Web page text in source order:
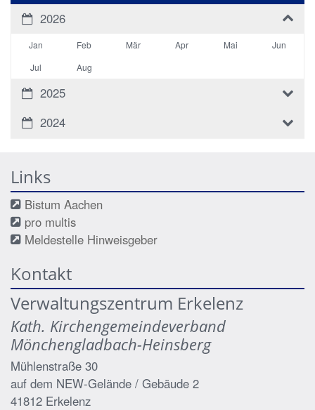
2026
Jan Feb Mär Apr Mai
Jun
Jul
Aug
2025
2024
Links
Bistum Aachen
pro multis
Meldestelle Hinweisgeber
Kontakt
Verwaltungszentrum Erkelenz
Kath. Kirchengemeindeverband
Mönchengladbach-Heinsberg
Mühlenstraße 30
auf dem NEW-Gelände / Gebäude 2
41812 Erkelenz